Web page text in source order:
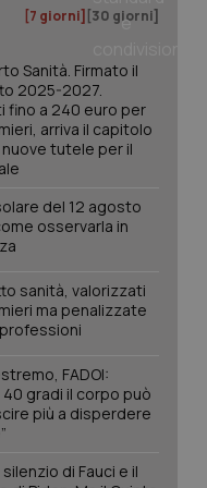
[7 giorni] [30 giorni]
Sanità. Firmato il
2025-2027.
fino a 240 euro per
arriva il capitolo
nuove tutele per il
del 12 agosto
osservarla in
sanità, valorizzati
ma penalizzate
FADOI:
40 gradi il corpo può
più a disperdere
silenzio di Fauci e il